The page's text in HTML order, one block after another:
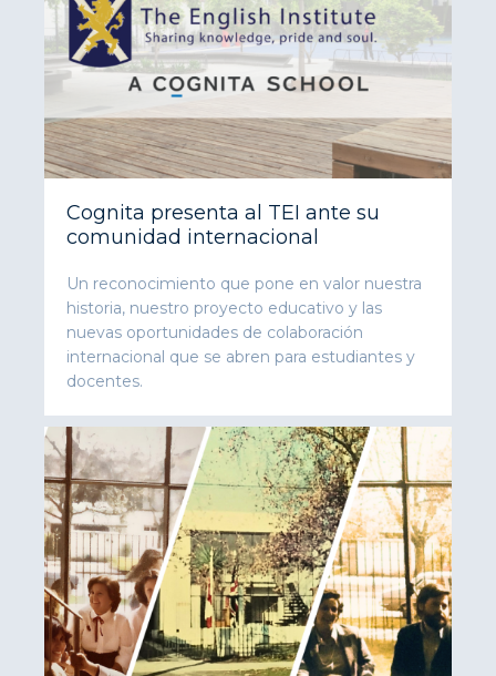
Cognita presenta al TEI ante su
comunidad internacional
Un reconocimiento que pone en valor nuestra
historia, nuestro proyecto educativo y las
nuevas oportunidades de colaboración
internacional que se abren para estudiantes y
docentes.